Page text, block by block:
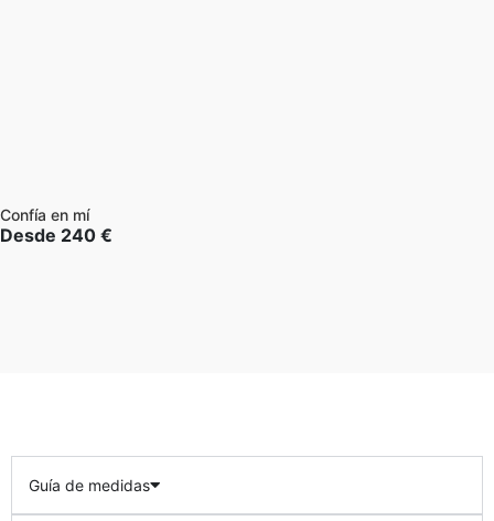
Confía en mí
Desde 240 €
Guía de medidas